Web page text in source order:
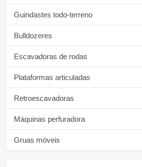
Guindastes todo-terreno
Bulldozeres
Escavadoras de rodas
Plataformas articuladas
Retroescavadoras
Máquinas perfuradora
Gruas móveis